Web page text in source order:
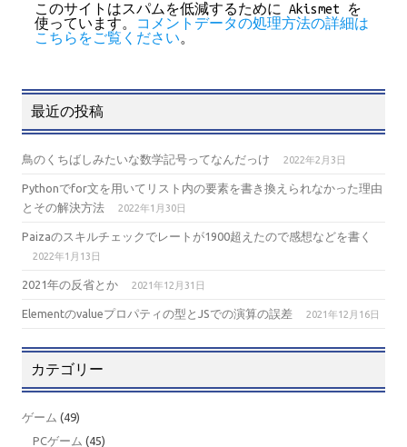
このサイトはスパムを低減するために Akismet を
使っています。
コメントデータの処理方法の詳細は
こちらをご覧ください。
最近の投稿
鳥のくちばしみたいな数学記号ってなんだっけ 2022年2月3日
Pythonでfor文を用いてリスト内の要素を書き換えられなかった理由
とその解決方法
2022年1月30日
Paizaのスキルチェックでレートが1900超えたので感想などを書く
2022年1月13日
2021年の反省とか 2021年12月31日
Elementのvalueプロパティの型とJSでの演算の誤差 2021年12月16日
カテゴリー
ゲーム (49)
PCゲーム (45)